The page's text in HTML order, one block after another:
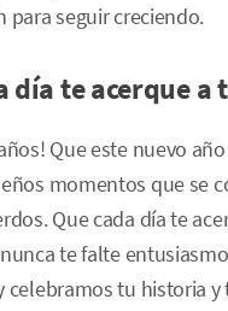
para seguir creciendo.
día te acerque a
Que este nuevo
momentos que se
Que cada día te
te falte
celebramos tu historia